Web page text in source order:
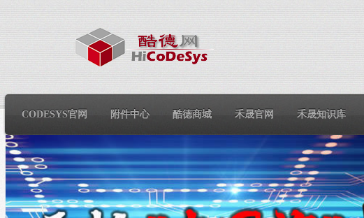
CODESYS官网 附件中心 酷德商城 禾晟官网 禾晟知识库